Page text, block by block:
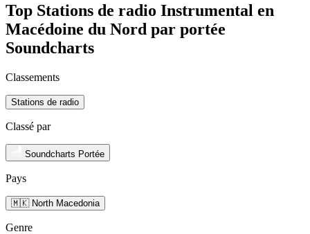
Top Stations de radio Instrumental en
Macédoine du Nord par portée
Soundcharts
Classements
Stations de radio
Classé par
Soundcharts Portée
Pays
🇲🇰 North Macedonia
Genre